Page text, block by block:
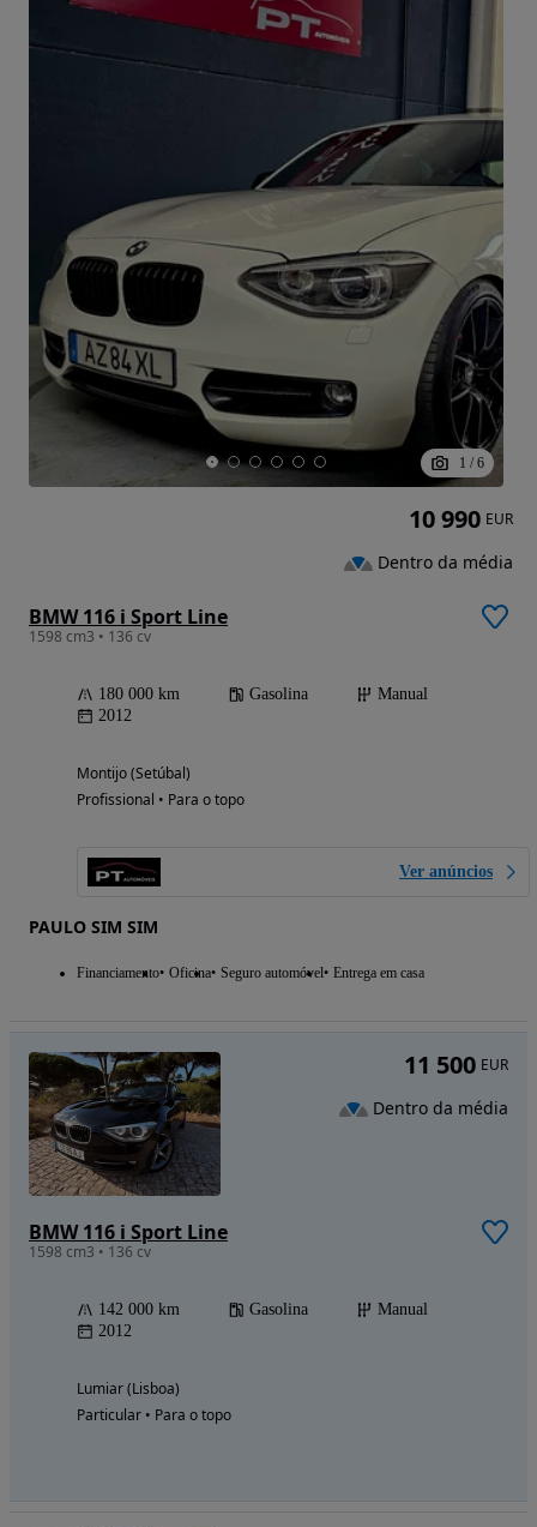
1 / 6
BMW 116 i Sport Line
1598 cm3 • 136 cv
180 000 km Gasolina
Manual
2012
Montijo (Setúbal)
Profissional • Para o topo
Ver anúncios
PAULO SIM SIM
Financiamento Oficina Seguro automóvel Entrega em casa
10 990 EUR
Dentro da média
BMW 116 i Sport Line
1598 cm3 • 136 cv
142 000 km Gasolina
Manual
2012
Lumiar (Lisboa)
Particular • Para o topo
11 500 EUR
Dentro da média